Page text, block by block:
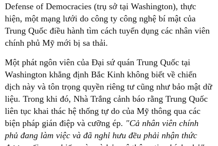
Defense of Democracies (trụ sở tại Washington), thực
hiện, một mạng lưới do công ty công nghệ bí mật của
Trung Quốc điều hành tìm cách tuyển dụng các nhân viên
chính phủ Mỹ mới bị sa thải.
Một phát ngôn viên của Đại sứ quán Trung Quốc tại
Washington khẳng định Bắc Kinh không biết về chiến
dịch này và tôn trọng quyền riêng tư cũng như bảo mật dữ
liệu. Trong khi đó, Nhà Trắng cảnh báo rằng Trung Quốc
liên tục khai thác hệ thống tự do của Mỹ thông qua các
biện pháp gián điệp và cưỡng ép. "Cả nhân viên chính
phủ đang làm việc và đã nghỉ hưu đều phải nhận thức